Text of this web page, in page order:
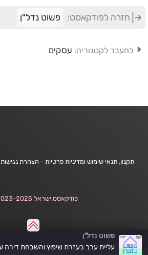
פשוט נדל"ן
חזרה לפודקאסט: פשוט נדל"ן
למעבר לקטגוריה: עסקים
תקנון, תנאי שימוש ומדיניות פרטיות - הצהרת נגישות
פודקאסט.ישראל 2023-2025 ©